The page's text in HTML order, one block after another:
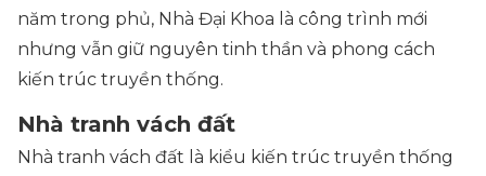
năm trong phủ, Nhà Đại Khoa là công trình mới
nhưng vẫn giữ nguyên tinh thần và phong cách
kiến trúc truyền thống.
Nhà tranh vách đất
Nhà tranh vách đất là kiểu kiến trúc truyền thống